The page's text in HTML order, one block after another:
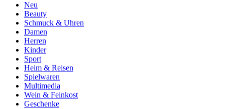
Neu
Beauty
Schmuck & Uhren
Damen
Herren
Kinder
Sport
Heim & Reisen
Spielwaren
Multimedia
Wein & Feinkost
Geschenke